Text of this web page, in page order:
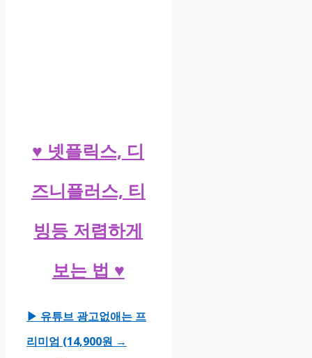
♥ 넷플릭스, 디
즈니플러스, 티
빙등 저렴하게
보는 법 ♥
▶ 유튜브 광고없애는 프
리미엄 (14,900원 →